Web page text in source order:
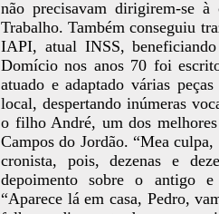
não precisavam dirigirem-se
Trabalho. Também conseguiu
IAPI, atual INSS,
Domício nos anos 70 foi
atuado e adaptado várias
local, despertando inúmeras
o filho André, um dos
Campos do Jordão. “Mea
cronista, pois, dezenas e
depoimento sobre o antigo
“Aparece lá em casa, Pedro,